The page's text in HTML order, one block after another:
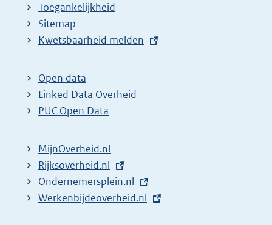
Toegankelijkheid
Sitemap
E
t
e
r
l
i
n
k
Kwetsbaarheid melden
Open data
Linked Data Overheid
PUC Open Data
MijnOverheid.nl
E
x
t
Rijksoverheid.nl
E
x
Ondernemersplein.nl
E
Werkenbijdeoverheid.nl